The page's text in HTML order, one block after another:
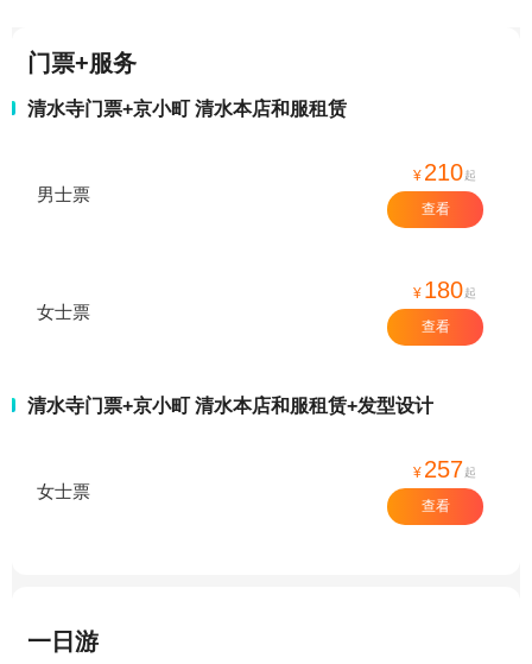
门票+服务
清水寺门票+京小町 清水本店和服租赁
男士票
¥ 210起
查看
女士票
¥ 180起
查看
清水寺门票+京小町 清水本店和服租赁+发型设计
女士票
¥ 257起
查看
一日游